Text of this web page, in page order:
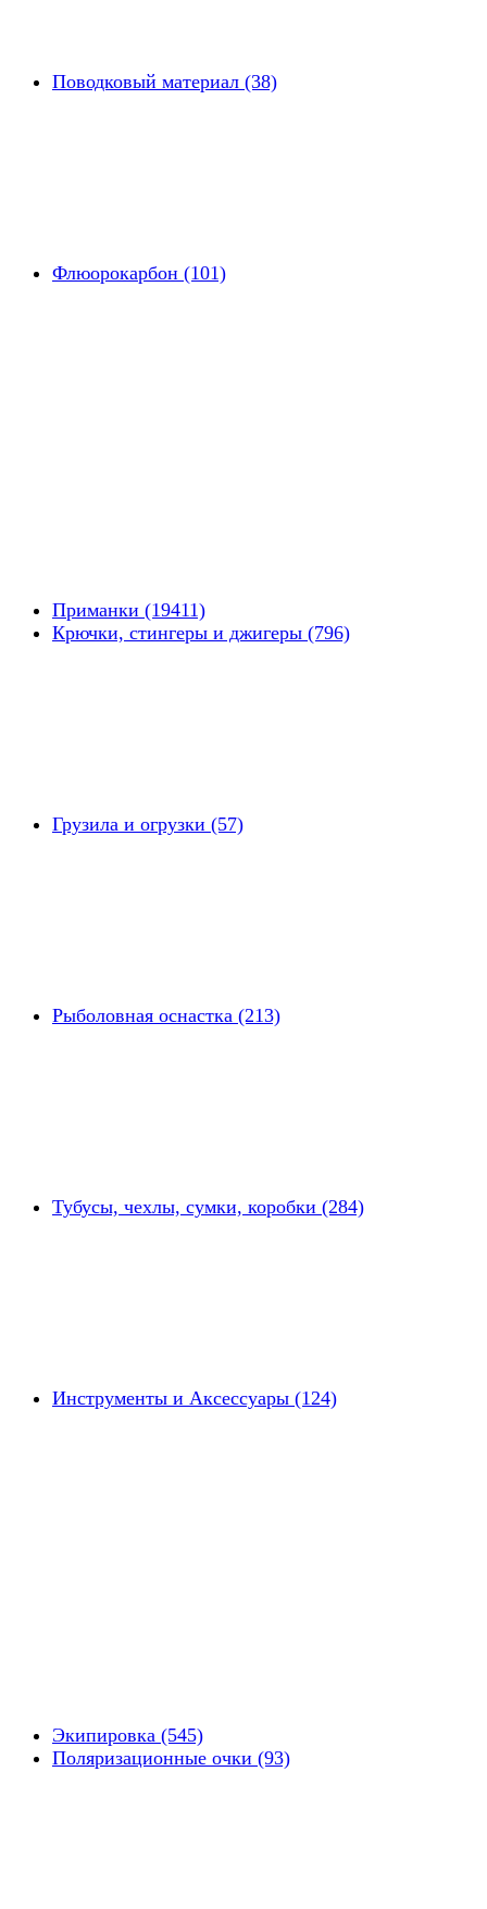
Поводковый материал (38)
Флюорокарбон (101)
Приманки (19411)
Крючки, стингеры и джигеры (796)
Грузила и огрузки (57)
Рыболовная оснастка (213)
Тубусы, чехлы, сумки, коробки (284)
Инструменты и Аксессуары (124)
Экипировка (545)
Поляризационные очки (93)